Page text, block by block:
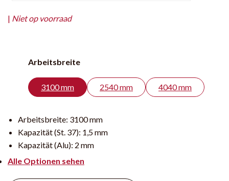
| Niet op voorraad
Arbeitsbreite
3100 mm 2540 mm 4040 mm
Arbeitsbreite: 3100 mm
Kapazität (St. 37): 1,5 mm
Kapazität (Alu): 2 mm
Alle Optionen sehen